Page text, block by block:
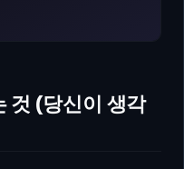
것 (당신이 생각